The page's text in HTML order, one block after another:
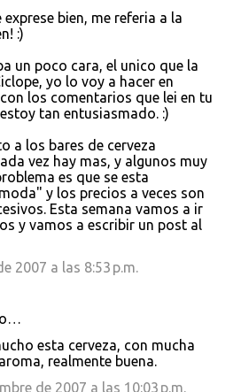
exprese bien, me referia a la
:)
un poco cara, el unico que la
yo lo voy a hacer en
los comentarios que lei en tu
tan entusiasmado. :)
a los bares de cerveza
vez hay mas, y algunos muy
es que se esta
y los precios a veces son
Esta semana vamos a ir
y vamos a escribir un post al
2007 a las 8:53 p.m.
esta cerveza, con mucha
realmente buena.
de 2007 a las 10:03 p.m.